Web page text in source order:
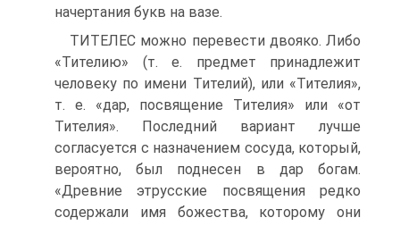
начертания букв на вазе.
ТИТЕЛЕС можно перевести двояко. Либо
«Тителию» (т. е. предмет принадлежит
человеку по имени Тителий), или «Тителия»,
т. е. «дар, посвящение Тителия» или «от
Тителия». Последний вариант лучше
согласуется с назначением сосуда, который,
вероятно, был поднесен в дар богам.
«Древние этрусские посвящения редко
содержали имя божества, которому они